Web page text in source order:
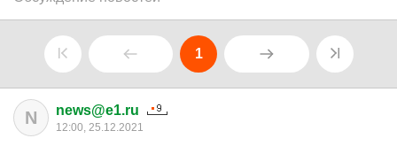
1
N news@e1.ru
12:00, 25.12.2021